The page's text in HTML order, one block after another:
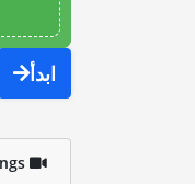
ابدأ
Optional Video settings